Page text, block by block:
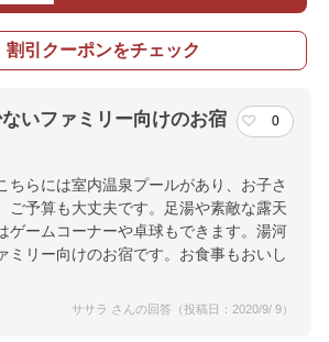
割引クーポンをチェック
いファミリー向けのお宿
0
ちらには室内温泉プールがあり、お子さ
ご予算も大丈夫です。足湯や素敵な露天
ゲームコーナーや卓球もできます。湯河
ミリー向けのお宿です。お食事もおいし
ササラ さんの回答（投稿日：2020/9/ 9）